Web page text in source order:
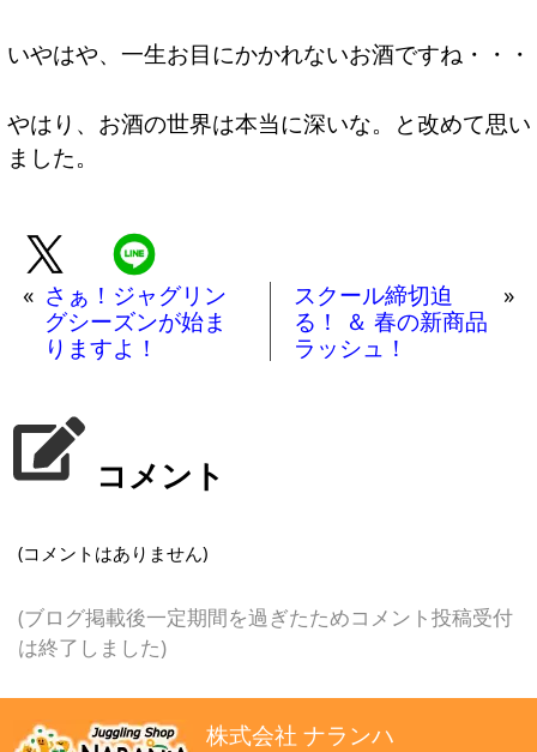
いやはや、一生お目にかかれないお酒ですね・・・
やはり、お酒の世界は本当に深いな。と改めて思い
ました。
« さぁ！ジャグリン
グシーズンが始ま
りますよ！
スクール締切迫
る！ ＆ 春の新商品
ラッシュ！
»
コメント
(コメントはありません)
(ブログ掲載後一定期間を過ぎたためコメント投稿受付
は終了しました)
株式会社 ナランハ